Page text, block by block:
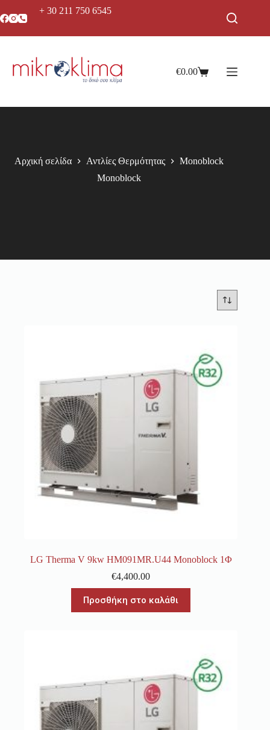
+ 30 211 750 6545
€0.00
Αρχική σελίδα Αντλίες Θερμότητας
Monoblock
Monoblock
LG Therma V 9kw HM091MR.U44 Monoblock 1Φ
€4,400.00
Προσθήκη στο καλάθι